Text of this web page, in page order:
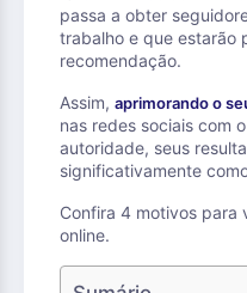
passa a obter
trabalho e que estarão
recomendação.
Assim, aprimorando o
nas redes sociais com
autoridade, seus
significativamente
Confira 4 motivos para
online.